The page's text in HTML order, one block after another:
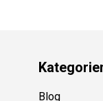
Kategorien
Blog